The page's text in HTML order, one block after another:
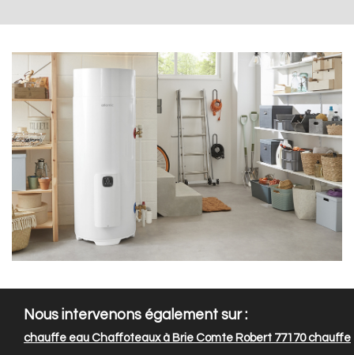
Nous intervenons également sur :
chauffe eau Chaffoteaux à Brie Comte Robert 77170chauffe